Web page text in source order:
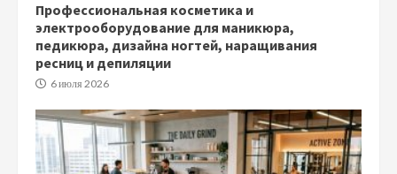
Профессиональная косметика и
электрооборудование для маникюра,
педикюра, дизайна ногтей, наращивания
ресниц и депиляции
6 июля 2026